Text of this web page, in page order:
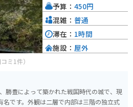
コミ1件）
勝豊によって築かれた戦国時代の城で、現
です。外観は二層で内部は三階の独立式
予算： 450円
混雑： 普通
滞在： 1時間
施設： 屋外